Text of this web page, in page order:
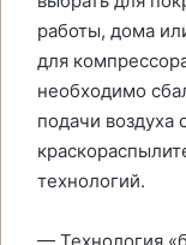
работы, дома
для
необходимо
подачи
технологий.